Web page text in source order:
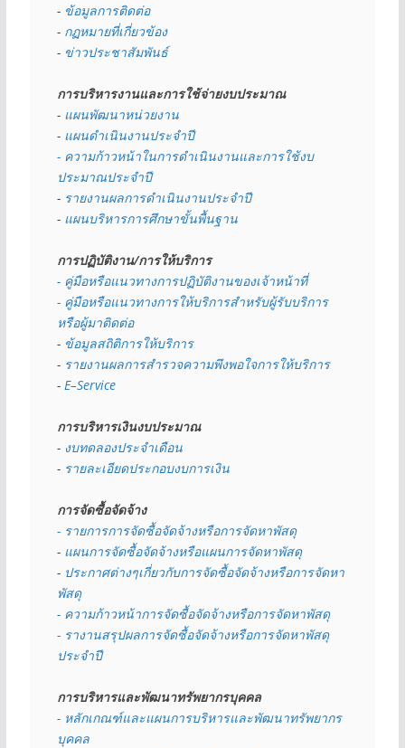
- ข้อมูลการติดต่อ
- กฏหมายที่เกี่ยวข้อง
- ข่าวประชาสัมพันธ์
การบริหารงานและการใช้จ่ายงบประมาณ
- แผนพัฒนาหน่วยงาน
- แผนดำเนินงานประจำปี
- ความก้าวหน้าในการดำเนินงานและการใช้งบ
ประมาณประจำปี
- รายงานผลการดำเนินงานประจำปี
- แผนบริหารการศึกษาขั้นพื้นฐาน
การปฏิบัติงาน/การให้บริการ
- คู่มือหรือแนวทางการปฏิบัติงานของเจ้าหน้าที่
- คู่มือหรือแนวทางการให้บริการสำหรับผู้รับบริการ
หรือผู้มาติดต่อ
- ข้อมูลสถิติการให้บริการ
- รายงานผลการสำรวจความพึงพอใจการให้บริการ
- E–Service
การบริหารเงินงบประมาณ
- งบทดลองประจำเดือน
- รายละเอียดประกอบงบการเงิน
การจัดซื้อจัดจ้าง
- รายการการจัดซื้อจัดจ้างหรือการจัดหาพัสดุ
- แผนการจัดซื้อจัดจ้างหรือแผนการจัดหาพัสดุ
- ประกาศต่างๆเกี่ยวกับการจัดซื้อจัดจ้างหรือการจัดหา
พัสดุ
- ความก้าวหน้าการจัดซื้อจัดจ้างหรือการจัดหาพัสดุ
- รางานสรุปผลการจัดซื้อจัดจ้างหรือการจัดหาพัสดุ
ประจำปี
การบริหารและพัฒนาทรัพยากรบุคคล
- หลักเกณฑ์และแผนการบริหารและพัฒนาทรัพยากร
บุคคล